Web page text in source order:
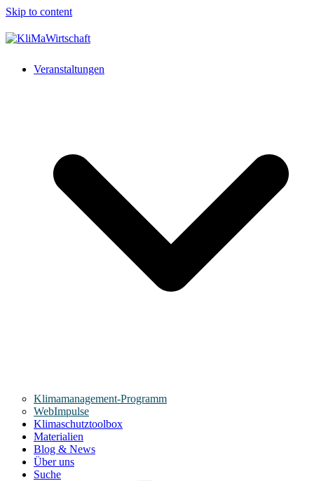
Skip to content
Veranstaltungen
Klimamanagement-Programm
WebImpulse
Klimaschutztoolbox
Materialien
Blog & News
Über uns
Suche